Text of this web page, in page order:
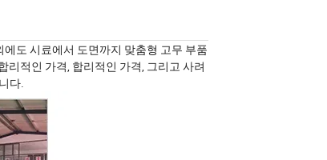
도 시료에서 도면까지 맞춤형 고무 부품
리적인 가격, 합리적인 가격, 그리고 사려
다.